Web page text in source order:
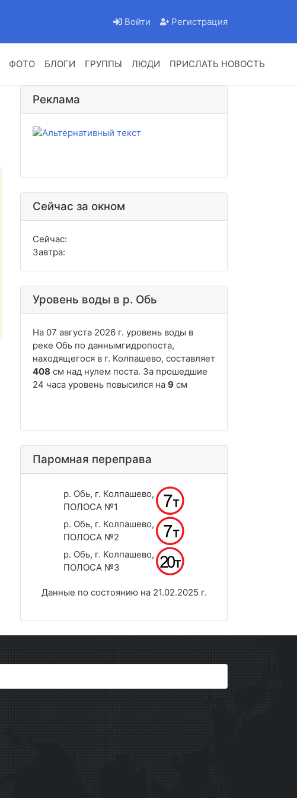
Войти Регистрация
ФОТО БЛОГИ ГРУППЫ ЛЮДИ ПРИСЛАТЬ НОВОСТЬ
Реклама
Сейчас за окном
Сейчас:
Завтра:
Уровень воды в р. Обь
Паромная переправа
р. Обь, г. Колпашево,
ПОЛОСА №1
р. Обь, г. Колпашево,
ПОЛОСА №2
р. Обь, г. Колпашево,
ПОЛОСА №3
Данные по состоянию на 21.02.2025 г.